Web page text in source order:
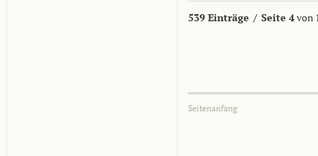
539 Einträge / Seite 4von
Seitenanfang